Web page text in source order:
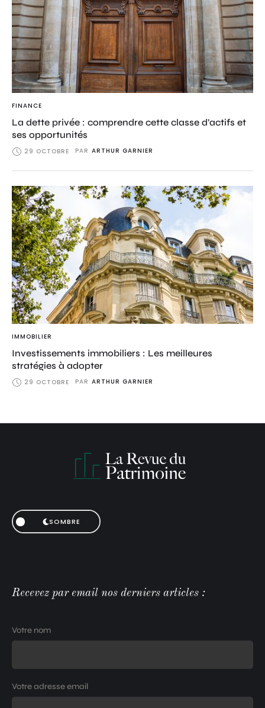
FINANCE
La dette privée : comprendre cette classe d’actifs et
ses opportunités
29 OCTOBRE PAR ARTHUR GARNIER
IMMOBILIER
Investissements immobiliers : Les meilleures
stratégies à adopter
29 OCTOBRE PAR ARTHUR GARNIER
SOMBRE
Recevez par email nos derniers articles :
Votre nom
Votre adresse email